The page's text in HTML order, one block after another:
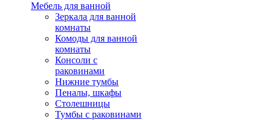
Мебель для ванной
Зеркала для ванной
комнаты
Комоды для ванной
комнаты
Консоли с
раковинами
Нижние тумбы
Пеналы, шкафы
Столешницы
Тумбы с раковинами